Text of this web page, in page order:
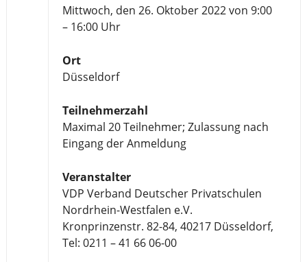
Mittwoch, den 26. Oktober 2022 von 9:00
– 16:00 Uhr
Ort
Düsseldorf
Teilnehmerzahl
Maximal 20 Teilnehmer; Zulassung nach
Eingang der Anmeldung
Veranstalter
VDP Verband Deutscher Privatschulen
Nordrhein-Westfalen e.V.
Kronprinzenstr. 82-84, 40217 Düsseldorf,
Tel: 0211 – 41 66 06-00